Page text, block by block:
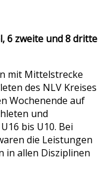
6 zweite und 8 dritte
mit Mittelstrecke
des NLV Kreises
Wochenende auf
und
bis U10. Bei
die Leistungen
in allen Disziplinen